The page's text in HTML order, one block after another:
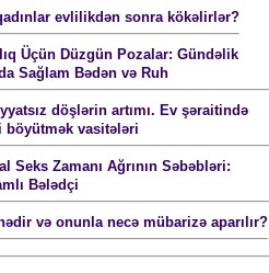
evlilikdən sonra kökəlirlər?
Üçün Düzgün Pozalar: Gündəlik
Sağlam Bədən və Ruh
döşlərin artımı. Ev şəraitində
böyütmək vasitələri
Seks Zamanı Ağrının Səbəbləri:
Bələdçi
və onunla necə mübarizə aparılır?